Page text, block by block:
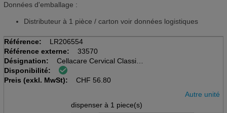
Données d'emballage :
Distributeur à 1 pièce / carton voir données logistiques
Référence:
LR206554
Référence externe:
33570
Désignation:
Cellacare Cervical Classic
disp à 1 pcs, taille 1, 7.5cm
Tour de cou 28-34cm
Disponibilité:
Preis (exkl. MwSt):
CHF 56.80
Autre unité
dispenser à 1 piece(s)